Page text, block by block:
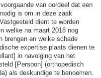
van oordeel dat een
is om in deze zaak
dient te worden
welke na maart 2018 nog
brengen en welke schade
expertise plaats dienen te
in navolging van het
[Persoon] (orthopedisch
als deskundige te benoemen.